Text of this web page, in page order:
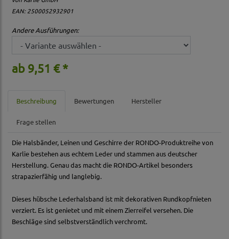
EAN: 2500052932901
Andere Ausführungen:
ab 9,51 € *
Beschreibung Bewertungen Hersteller
Frage stellen
Die Halsbänder, Leinen und Geschirre der RONDO-Produktreihe von
Karlie bestehen aus echtem Leder und stammen aus deutscher
Herstellung. Genau das macht die RONDO-Artikel besonders
strapazierfähig und langlebig.
Dieses hübsche Lederhalsband ist mit dekorativen Rundkopfnieten
verziert. Es ist genietet und mit einem Zierreifel versehen. Die
Beschläge sind selbstverständlich verchromt.